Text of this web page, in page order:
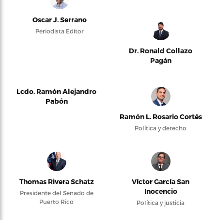
Oscar J. Serrano
Periodista Editor
Dr. Ronald Collazo
Pagán
Lcdo. Ramón Alejandro
Pabón
Ramón L. Rosario Cortés
Política y derecho
Thomas Rivera Schatz
Presidente del Senado de
Puerto Rico
Víctor García San
Inocencio
Política y justicia